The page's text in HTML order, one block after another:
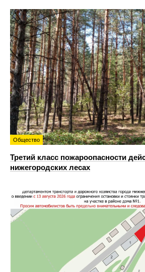
Общество
Третий класс пожароопасности
нижегородских лесах